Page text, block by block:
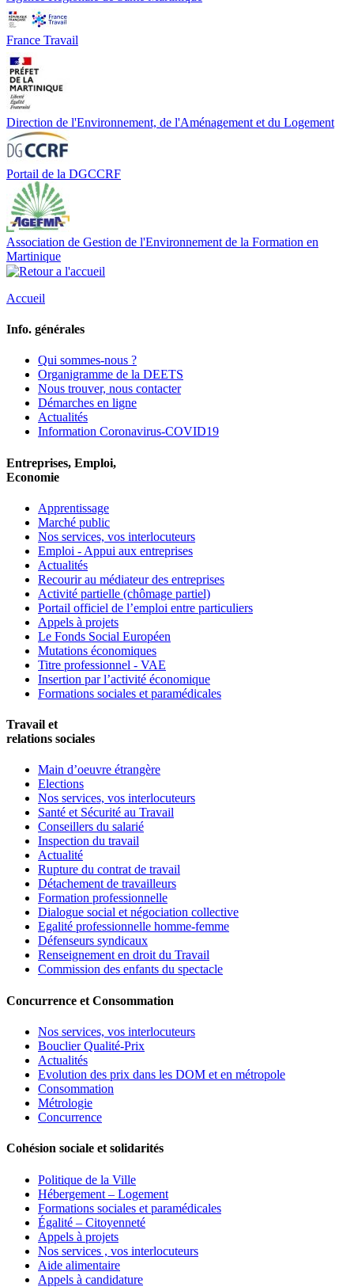
France Travail
Direction de l'Environnement, de l'Aménagement et du Logement
Portail de la DGCCRF
Association de Gestion de l'Environnement de la Formation en
Martinique
Accueil
Info. générales
Qui sommes-nous ?
Organigramme de la DEETS
Nous trouver, nous contacter
Démarches en ligne
Actualités
Information Coronavirus-COVID19
Entreprises, Emploi,
Economie
Apprentissage
Marché public
Nos services, vos interlocuteurs
Emploi - Appui aux entreprises
Actualités
Recourir au médiateur des entreprises
Activité partielle (chômage partiel)
Portail officiel de l’emploi entre particuliers
Appels à projets
Le Fonds Social Européen
Mutations économiques
Titre professionnel - VAE
Insertion par l’activité économique
Formations sociales et paramédicales
Travail et
relations sociales
Main d’oeuvre étrangère
Elections
Nos services, vos interlocuteurs
Santé et Sécurité au Travail
Conseillers du salarié
Inspection du travail
Actualité
Rupture du contrat de travail
Détachement de travailleurs
Formation professionnelle
Dialogue social et négociation collective
Egalité professionnelle homme-femme
Défenseurs syndicaux
Renseignement en droit du Travail
Commission des enfants du spectacle
Concurrence et Consommation
Nos services, vos interlocuteurs
Bouclier Qualité-Prix
Actualités
Evolution des prix dans les DOM et en métropole
Consommation
Métrologie
Concurrence
Cohésion sociale et solidarités
Politique de la Ville
Hébergement – Logement
Formations sociales et paramédicales
Égalité – Citoyenneté
Appels à projets
Nos services , vos interlocuteurs
Aide alimentaire
Appels à candidature